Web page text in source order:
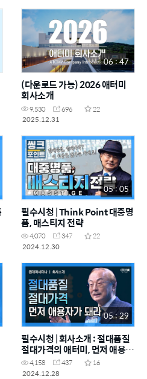
06 : 47
(다운로드 가능) 2026 애터미
회사소개
9,530 696
22
2025.12.31
05 : 05
필수시청 | Think Point 대중명
품, 매스티지 전략
4,070 347
22
2024.12.30
05 : 29
필수시청 | 회사소개 : 절대품질
절대가격의 애터미, 먼저 애용자
가 돼라
4,158 437
16
2024.12.28